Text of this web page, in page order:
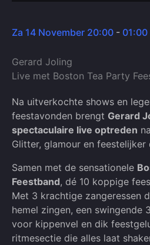
Za 14 November 20:00 - 01:00
Gerard Joling
Live met Boston Tea Party
Na uitverkochte shows en
feestavonden brengt Gerard
spectaculaire live optreden
Glitter, glamour en feestelijker
Samen met de sensationele
Feestband, dé 10 koppige
Met 3 krachtige zangeressen
hemel zingen, een swingende
voor kippenvel en dik
ritmesectie die alles laat